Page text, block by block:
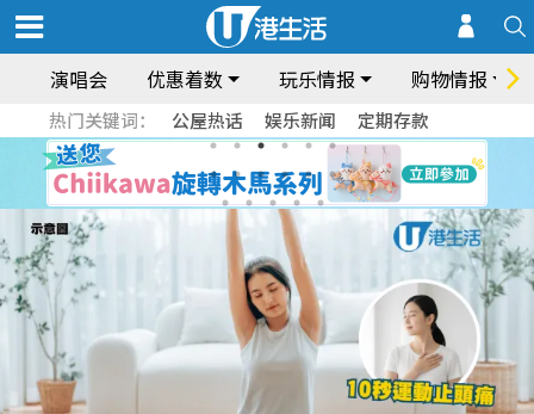
演唱会 优惠着数 玩乐情报 购物情报
热门关键词： 公屋热话 娱乐新闻 定期存款